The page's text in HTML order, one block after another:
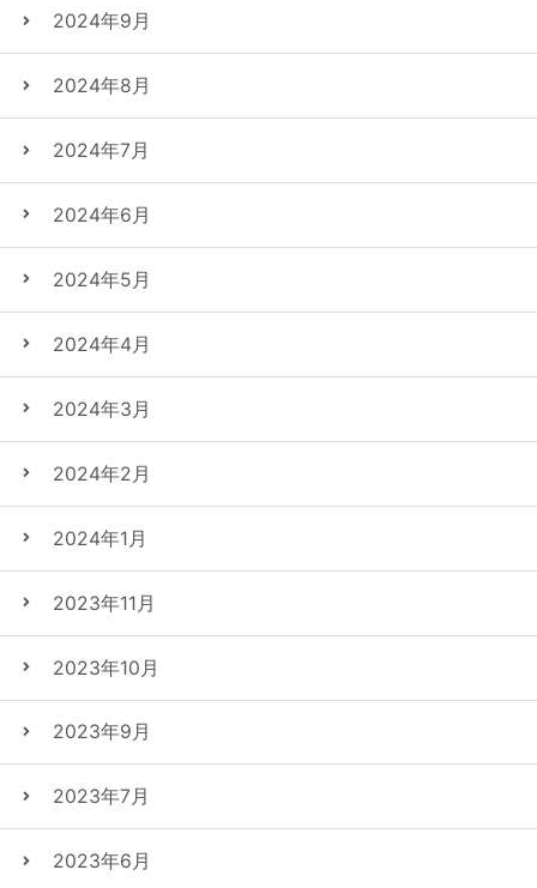
2024年9月
2024年8月
2024年7月
2024年6月
2024年5月
2024年4月
2024年3月
2024年2月
2024年1月
2023年11月
2023年10月
2023年9月
2023年7月
2023年6月